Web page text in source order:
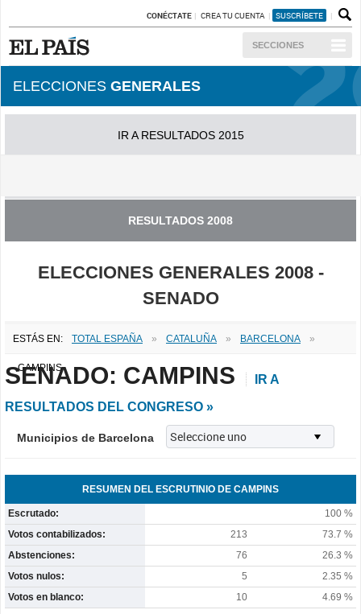
CONÉCTATE CREA TU CUENTA SUSCRÍBETE
SECCIONES
ELECCIONES GENERALES
IR A RESULTADOS 2015
RESULTADOS 2008
ELECCIONES GENERALES 2008 -
SENADO
ESTÁS EN: TOTAL ESPAÑA » CATALUÑA » BARCELONA »
CAMPINS
SENADO: CAMPINS
IR A
RESULTADOS DEL CONGRESO »
Municipios de Barcelona
RESUMEN DEL ESCRUTINIO DE CAMPINS
Escrutado:
100 %
Votos contabilizados:
213
73.7 %
Abstenciones:
76
26.3 %
Votos nulos:
5
2.35 %
Votos en blanco:
10 4.69 %